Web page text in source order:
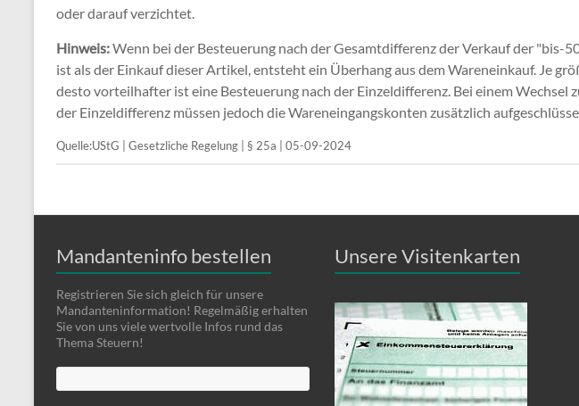
oder darauf verzichtet.
Hinweis:Wenn bei der Besteuerung nach der Gesamtdifferenz der Verkauf der "bis-
ist als der Einkauf dieser Artikel, entsteht ein Überhang aus dem Wareneinkauf. Je
desto vorteilhafter ist eine Besteuerung nach der Einzeldifferenz. Bei einem Wechsel
der Einzeldifferenz müssen jedoch die Wareneingangskonten zusätzlich
Quelle:UStG | Gesetzliche Regelung | § 25a | 05-09-2024
Mandanteninfo bestellen
Registrieren Sie sich gleich für unsere
Mandanteninformation! Regelmäßig erhalten
Sie von uns viele wertvolle Infos rund das
Thema Steuern!
Unsere Visitenkarten